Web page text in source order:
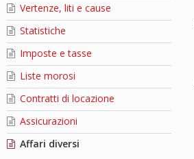
Vertenze, liti e cause
Statistiche
Imposte e tasse
Liste morosi
Contratti di locazione
Assicurazioni
Affari diversi